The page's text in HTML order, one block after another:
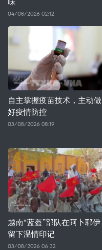
04/08/2026 02:12
自主掌握疫苗技术，主动做
好疫情防控
03/08/2026 08:19
越南“蓝盔”部队在阿卜耶伊
留下温情印记
03/08/2026 06:32